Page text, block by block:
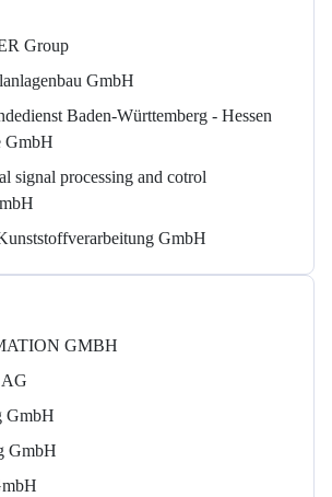
Group
GmbH
Baden-Württemberg - Hessen
GmbH
signal processing and cotrol
GmbH
GMBH
GmbH
GmbH